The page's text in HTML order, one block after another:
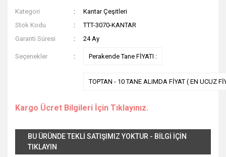
Kategori
Kantar Çeşitleri
Stok Kodu
TTT-3070-KANTAR
Garanti Süresi
24 Ay
Seçenekler Perakende Tane FİYATI :
TOPTAN - 10 TANE ALIMDA FİYAT ( EN UCUZ
Kargo Ücret Bilgileri İçin Tıklayınız.
BU ÜRÜNDE TEKLİ SATIŞIMIZ YOKTUR - BİLGİ İÇİN
TIKLAYIN